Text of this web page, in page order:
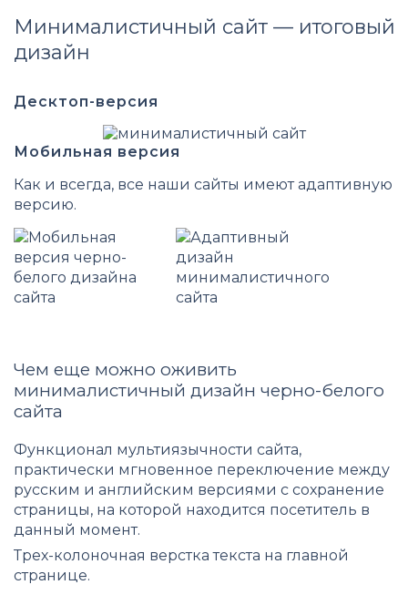
Минималистичный сайт — итоговый
дизайн
Десктоп-версия
Мобильная версия
Как и всегда, все наши сайты имеют адаптивную
версию.
Чем еще можно оживить
минималистичный дизайн черно-белого
сайта
Функционал мультиязычности сайта,
практически мгновенное переключение между
русским и английским версиями с сохранение
страницы, на которой находится посетитель в
данный момент.
Трех-колоночная верстка текста на главной
странице.